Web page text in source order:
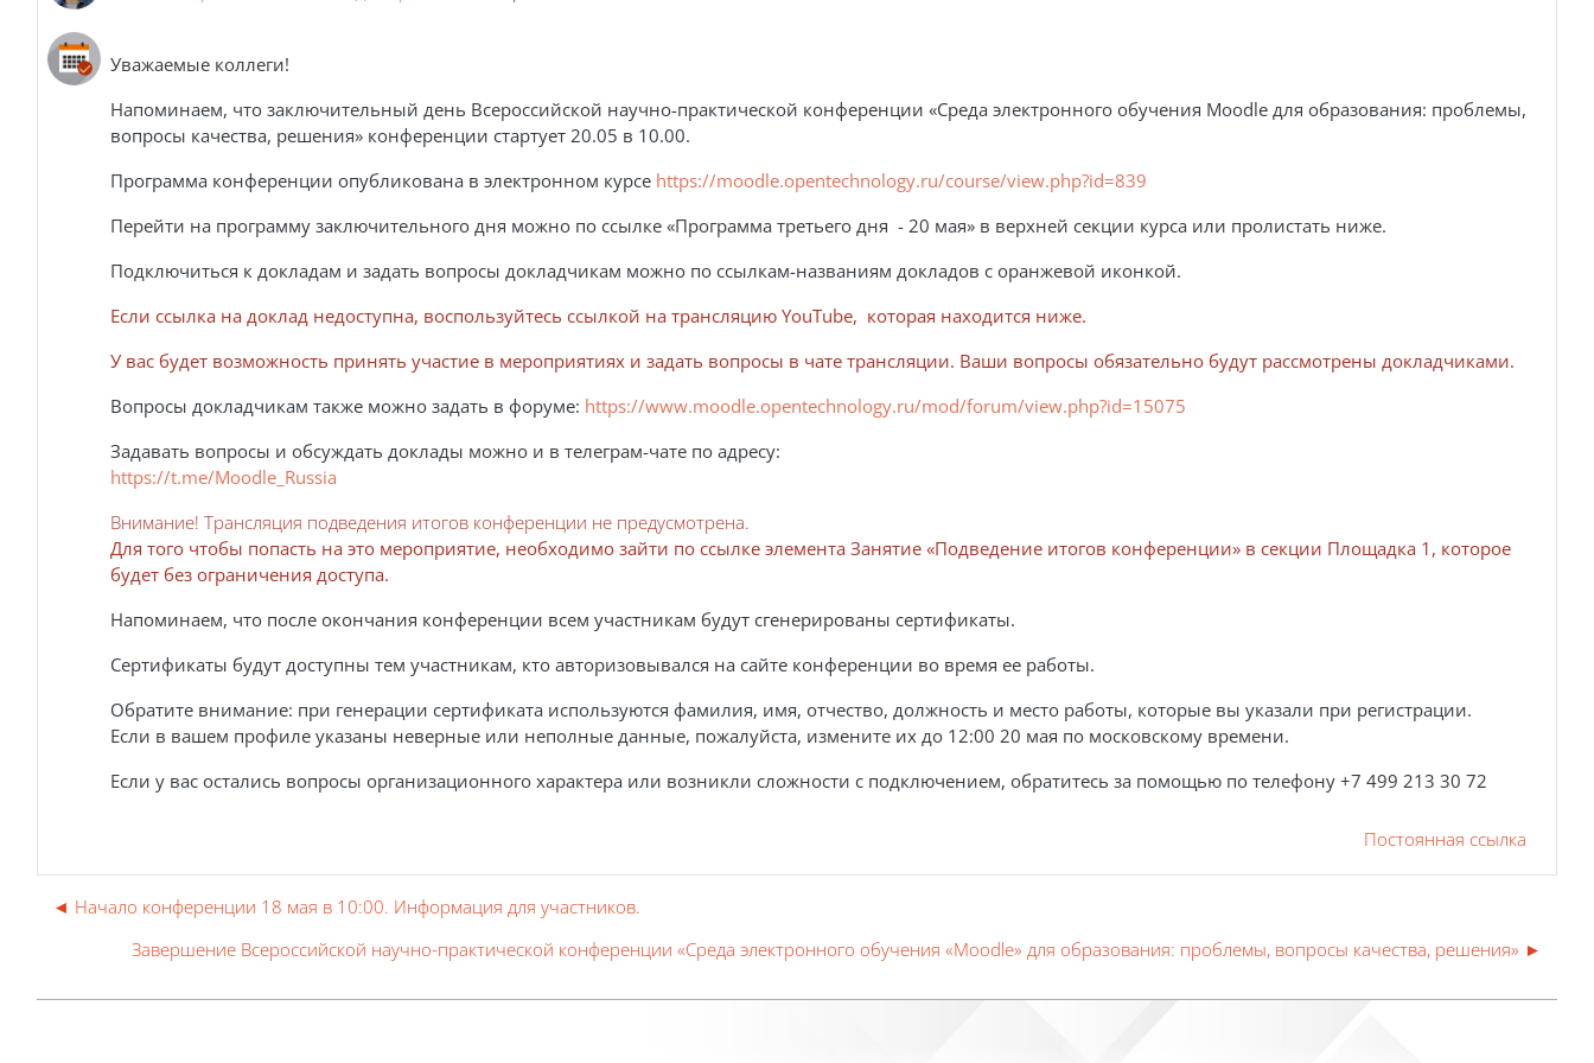
Уважаемые коллеги!
Напоминаем, что заключительный день Всероссийской научно-практической конференции «Среда электронного обучения Moodle для образования: проблемы,
вопросы качества, решения» конференции стартует 20.05 в 10.00.
Программа конференции опубликована в электронном курсе https://moodle.opentechnology.ru/course/view.php?id=839
Перейти на программу заключительного дня можно по ссылке «Программа третьего дня - 20 мая» в верхней секции курса или пролистать ниже.
Подключиться к докладам и задать вопросы докладчикам можно по ссылкам-названиям докладов с оранжевой иконкой.
Если ссылка на доклад недоступна, воспользуйтесь ссылкой на трансляцию YouTube, которая находится ниже.
У вас будет возможность принять участие в мероприятиях и задать вопросы в чате трансляции. Ваши вопросы обязательно будут рассмотрены докладчиками.
Вопросы докладчикам также можно задать в форуме: https://www.moodle.opentechnology.ru/mod/forum/view.php?id=15075
Задавать вопросы и обсуждать доклады можно и в телеграм-чате по адресу:
https://t.me/Moodle_Russia
Внимание! Трансляция подведения итогов конференции не предусмотрена.
Для того чтобы попасть на это мероприятие, необходимо зайти по ссылке элемента Занятие «Подведение итогов конференции» в секции Площадка 1, которое
будет без ограничения доступа.
Напоминаем, что после окончания конференции всем участникам будут сгенерированы сертификаты.
Сертификаты будут доступны тем участникам, кто авторизовывался на сайте конференции во время ее работы.
Обратите внимание: при генерации сертификата используются фамилия, имя, отчество, должность и место работы, которые вы указали при регистрации.
Если в вашем профиле указаны неверные или неполные данные, пожалуйста, измените их до 12:00 20 мая по московскому времени.
Если у вас остались вопросы организационного характера или возникли сложности с подключением, обратитесь за помощью по телефону +7 499 213 30 72
Постоянная ссылка
◄ Начало конференции 18 мая в 10:00. Информация для участников.
Завершение Всероссийской научно-практической конференции «Среда электронного обучения «Moodle» для образования: проблемы, вопросы качества, решения» ►